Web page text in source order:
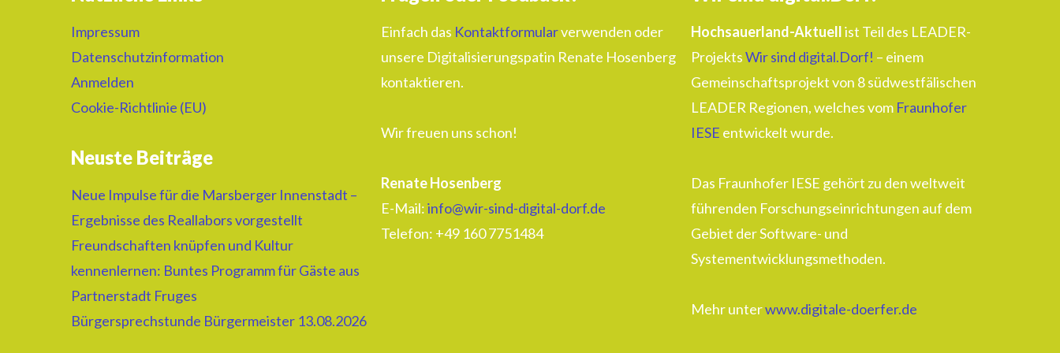
Impressum
Datenschutzinformation
Anmelden
Cookie-Richtlinie (EU)
Neuste Beiträge
Neue Impulse für die Marsberger Innenstadt –
Ergebnisse des Reallabors vorgestellt
Freundschaften knüpfen und Kultur
kennenlernen: Buntes Programm für Gäste aus
Partnerstadt Fruges
Bürgersprechstunde Bürgermeister 13.08.2026
Einfach das Kontaktformularverwenden oder
unsere Digitalisierungspatin Renate Hosenberg
kontaktieren.
Wir freuen uns schon!
Renate Hosenberg
E-Mail:info@wir-sind-digital-dorf.de
Telefon: ‭+49 160 7751484‬
Hochsauerland-Aktuellist Teil des LEADER-
ProjektsWir sind digital.Dorf! – einem
Gemeinschaftsprojekt von 8 südwestfälischen
LEADER Regionen, welches vom Fraunhofer
IESE entwickelt wurde.
Das Fraunhofer IESE gehört zu den weltweit
führenden Forschungseinrichtungen auf dem
Gebiet der Software- und
Systementwicklungsmethoden.
Mehr unterwww.digitale-doerfer.de